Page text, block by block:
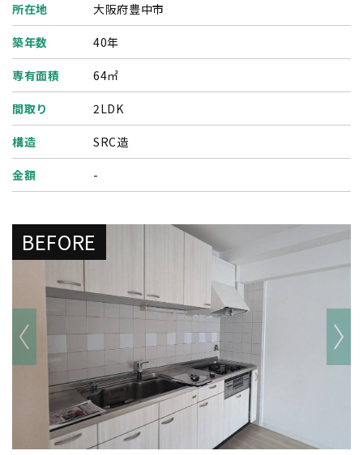
所在地 大阪府豊中市
築年数 40年
専有面積 64㎡
間取り 2LDK
構造 SRC造
金額 -
BEFORE